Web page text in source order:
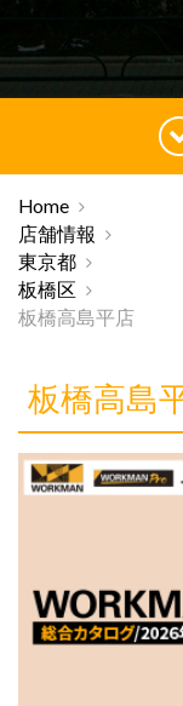
Home
店舗情報
東京都
板橋区
板橋高島平店
板橋高島